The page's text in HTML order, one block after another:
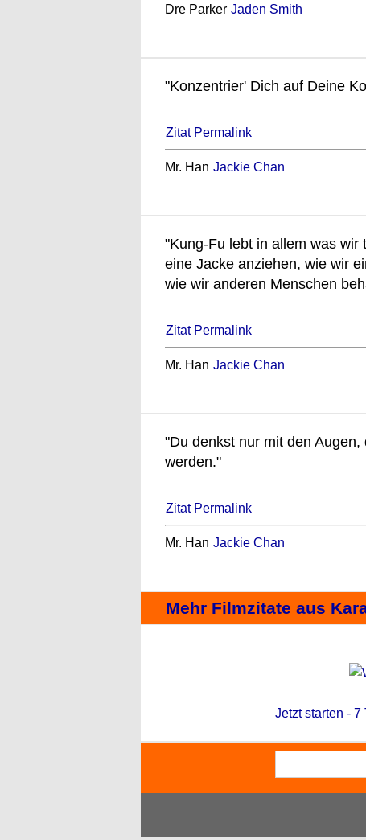
Dre Parker Jaden Smith
"Konzentrier' Dich auf Deine
Zitat Permalink
Mr. Han Jackie Chan
"Kung-Fu lebt in allem was
eine Jacke anziehen, wie wir
wie wir anderen Menschen
Zitat Permalink
Mr. Han Jackie Chan
"Du denkst nur mit den
werden."
Zitat Permalink
Mr. Han Jackie Chan
Mehr Filmzitate aus
Jetzt starten - 7